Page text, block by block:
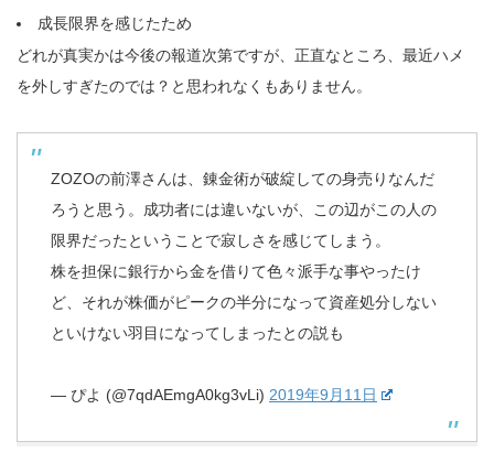
成長限界を感じたため
どれが真実かは今後の報道次第ですが、正直なところ、最近ハメ
を外しすぎたのでは？と思われなくもありません。
ZOZOの前澤さんは、錬金術が破綻しての身売りなんだ
ろうと思う。成功者には違いないが、この辺がこの人の
限界だったということで寂しさを感じてしまう。
株を担保に銀行から金を借りて色々派手な事やったけ
ど、それが株価がピークの半分になって資産処分しない
といけない羽目になってしまったとの説も
— ぴよ (@7qdAEmgA0kg3vLi) 2019年9月11日